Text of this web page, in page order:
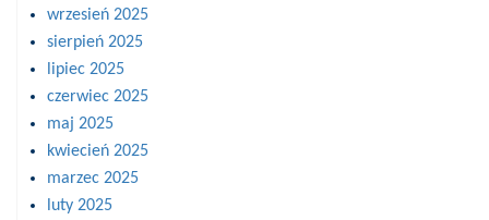
wrzesień 2025
sierpień 2025
lipiec 2025
czerwiec 2025
maj 2025
kwiecień 2025
marzec 2025
luty 2025